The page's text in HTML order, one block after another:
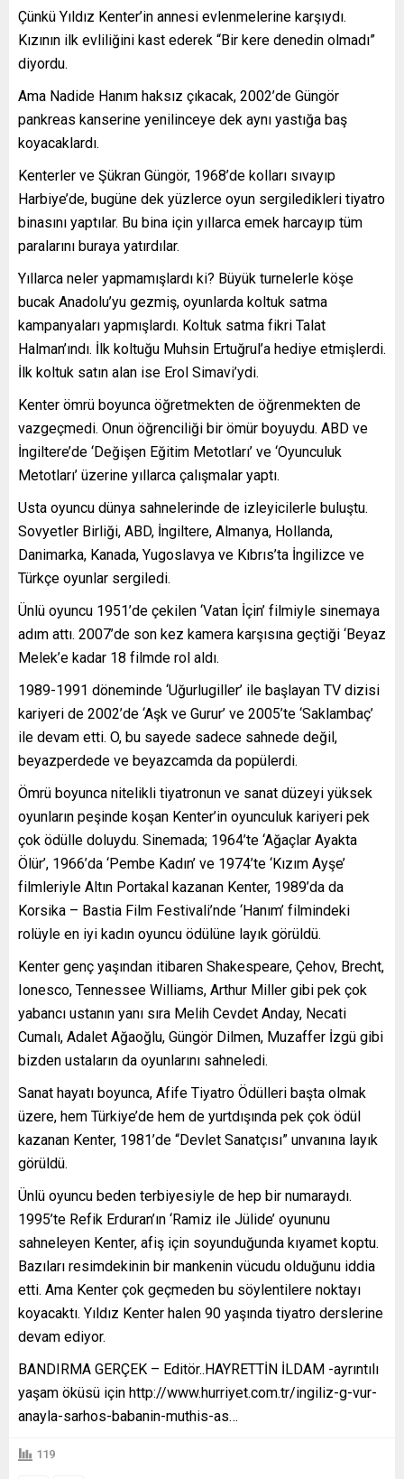
Çünkü Yıldız Kenter’in annesi evlenmelerine karşıydı.
Kızının ilk evliliğini kast ederek “Bir kere denedin olmadı”
diyordu.
Ama Nadide Hanım haksız çıkacak, 2002’de Güngör
pankreas kanserine yenilinceye dek aynı yastığa baş
koyacaklardı.
Kenterler ve Şükran Güngör, 1968’de kolları sıvayıp
Harbiye’de, bugüne dek yüzlerce oyun sergiledikleri tiyatro
binasını yaptılar. Bu bina için yıllarca emek harcayıp tüm
paralarını buraya yatırdılar.
Yıllarca neler yapmamışlardı ki? Büyük turnelerle köşe
bucak Anadolu’yu gezmiş, oyunlarda koltuk satma
kampanyaları yapmışlardı. Koltuk satma fikri Talat
Halman’ındı. İlk koltuğu Muhsin Ertuğrul’a hediye etmişlerdi.
İlk koltuk satın alan ise Erol Simavi’ydi.
Kenter ömrü boyunca öğretmekten de öğrenmekten de
vazgeçmedi. Onun öğrenciliği bir ömür boyuydu. ABD ve
İngiltere’de ‘Değişen Eğitim Metotları’ ve ‘Oyunculuk
Metotları’ üzerine yıllarca çalışmalar yaptı.
Usta oyuncu dünya sahnelerinde de izleyicilerle buluştu.
Sovyetler Birliği, ABD, İngiltere, Almanya, Hollanda,
Danimarka, Kanada, Yugoslavya ve Kıbrıs’ta İngilizce ve
Türkçe oyunlar sergiledi.
Ünlü oyuncu 1951’de çekilen ‘Vatan İçin’ filmiyle sinemaya
adım attı. 2007’de son kez kamera karşısına geçtiği ‘Beyaz
Melek’e kadar 18 filmde rol aldı.
1989-1991 döneminde ‘Uğurlugiller’ ile başlayan TV dizisi
kariyeri de 2002’de ‘Aşk ve Gurur’ ve 2005’te ‘Saklambaç’
ile devam etti. O, bu sayede sadece sahnede değil,
beyazperdede ve beyazcamda da popülerdi.
Ömrü boyunca nitelikli tiyatronun ve sanat düzeyi yüksek
oyunların peşinde koşan Kenter’in oyunculuk kariyeri pek
çok ödülle doluydu. Sinemada; 1964’te ‘Ağaçlar Ayakta
Ölür’, 1966’da ‘Pembe Kadın’ ve 1974’te ‘Kızım Ayşe’
filmleriyle Altın Portakal kazanan Kenter, 1989’da da
Korsika – Bastia Film Festivali’nde ‘Hanım’ filmindeki
rolüyle en iyi kadın oyuncu ödülüne layık görüldü.
Kenter genç yaşından itibaren Shakespeare, Çehov, Brecht,
Ionesco, Tennessee Williams, Arthur Miller gibi pek çok
yabancı ustanın yanı sıra Melih Cevdet Anday, Necati
Cumalı, Adalet Ağaoğlu, Güngör Dilmen, Muzaffer İzgü gibi
bizden ustaların da oyunlarını sahneledi.
Sanat hayatı boyunca, Afife Tiyatro Ödülleri başta olmak
üzere, hem Türkiye’de hem de yurtdışında pek çok ödül
kazanan Kenter, 1981’de “Devlet Sanatçısı” unvanına layık
görüldü.
Ünlü oyuncu beden terbiyesiyle de hep bir numaraydı.
1995’te Refik Erduran’ın ‘Ramiz ile Jülide’ oyununu
sahneleyen Kenter, afiş için soyunduğunda kıyamet koptu.
Bazıları resimdekinin bir mankenin vücudu olduğunu iddia
etti. Ama Kenter çok geçmeden bu söylentilere noktayı
koyacaktı. Yıldız Kenter halen 90 yaşında tiyatro derslerine
devam ediyor.
BANDIRMA GERÇEK – Editör..HAYRETTİN İLDAM -ayrıntılı
yaşam öküsü için http://www.hurriyet.com.tr/ingiliz-g-vur-
anayla-sarhos-babanin-muthis-as…
119